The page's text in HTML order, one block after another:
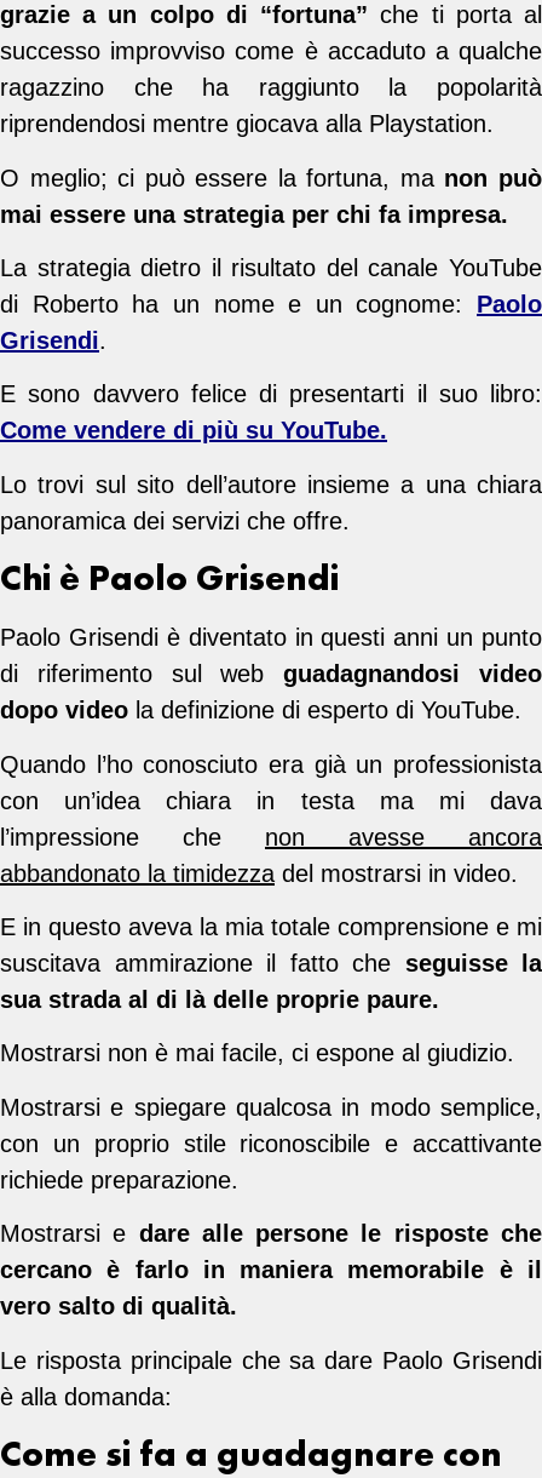
grazie a un colpo di “fortuna” che ti porta al
successo improvviso come è accaduto a qualche
ragazzino che ha raggiunto la popolarità
riprendendosi mentre giocava alla Playstation.
O meglio; ci può essere la fortuna, ma non può
mai essere una strategia per chi fa impresa.
La strategia dietro il risultato del canale YouTube
di Roberto ha un nome e un cognome: Paolo
Grisendi.
E sono davvero felice di presentarti il suo libro:
Come vendere di più su YouTube.
Lo trovi sul sito dell’autore insieme a una chiara
panoramica dei servizi che offre.
Chi è Paolo Grisendi
Paolo Grisendi è diventato in questi anni un punto
di riferimento sul webguadagnandosi video
dopo video la definizione di esperto di YouTube.
Quando l’ho conosciuto era già un professionista
con un’idea chiara in testa ma mi dava
l’impressione che non avesse ancora
abbandonato la timidezza del mostrarsi in video.
E in questo aveva la mia totale comprensione e mi
suscitava ammirazione il fatto che seguisse la
sua strada al di là delle proprie paure.
Mostrarsi non è mai facile, ci espone al giudizio.
Mostrarsi e spiegare qualcosa in modo semplice,
con un proprio stile riconoscibile e accattivante
richiede preparazione.
Mostrarsi e dare alle persone le risposte che
cercano è farlo in maniera memorabile è il
vero salto di qualità.
Le risposta principale che sa dare Paolo Grisendi
è alla domanda:
Come si fa a guadagnare con